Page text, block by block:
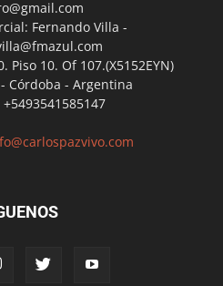
Fernando Villa -
Piso 10. Of 107.(X5152EYN)
Córdoba - Argentina